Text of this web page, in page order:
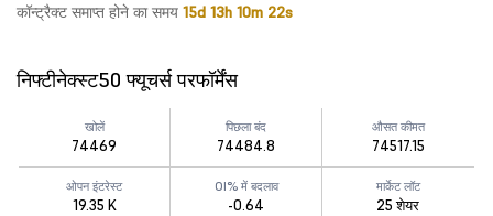
कॉन्ट्रैक्ट समाप्त होने का समय 15d 13h 10m 22s
निफ्टीनेक्स्ट50 फ्यूचर्स परफॉर्मेंस
खोलें
74469
पिछला बंद
74484.8
औसत कीमत
74517.15
ओपन इंटरेस्ट
19.35 K
OI% में बदलाव
-0.64
मार्केट लॉट
25 शेयर